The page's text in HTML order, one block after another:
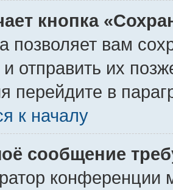
кнопка
позволяет вам
и отправить их
перейдите в
к началу
сообщение
конференции